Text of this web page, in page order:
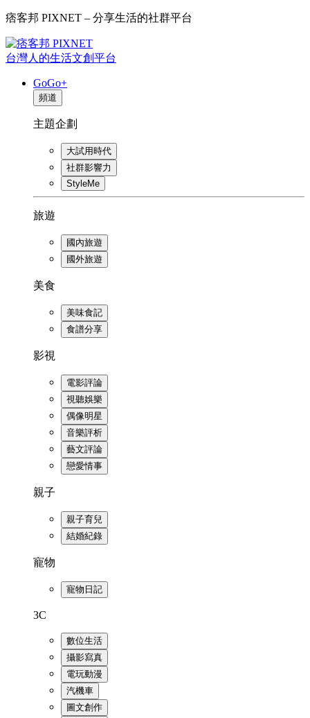
痞客邦 PIXNET – 分享生活的社群平台
台灣人的生活文創平台
GoGo+
頻道
主題企劃
大試用時代
社群影響力
StyleMe
旅遊
國內旅遊
國外旅遊
美食
美味食記
食譜分享
影視
電影評論
視聽娛樂
偶像明星
音樂評析
藝文評論
戀愛情事
親子
親子育兒
結婚紀錄
寵物
寵物日記
3C
數位生活
攝影寫真
電玩動漫
汽機車
圖文創作